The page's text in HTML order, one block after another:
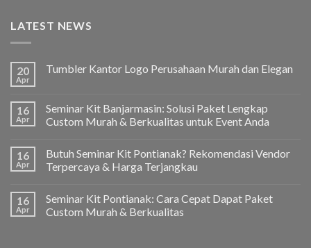
LATEST NEWS
20
Apr
Tumbler Kantor Logo Perusahaan Murah dan Elegan
16
Apr
Seminar Kit Banjarmasin: Solusi Paket Lengkap
Custom Murah & Berkualitas untuk Event Anda
16
Apr
Butuh Seminar Kit Pontianak? Rekomendasi Vendor
Terpercaya & Harga Terjangkau
16
Apr
Seminar Kit Pontianak: Cara Cepat Dapat Paket
Custom Murah & Berkualitas